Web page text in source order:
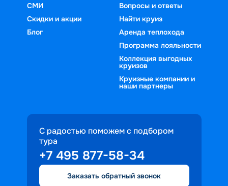
СМИ
Скидки и акции
Блог
Вопросы и ответы
Найти круиз
Аренда теплохода
Программа лояльности
Коллекция выгодных
круизов
Круизные компании и
наши партнеры
С радостью поможем с подбором
тура
+7 495 877-58-34
Заказать обратный звонок